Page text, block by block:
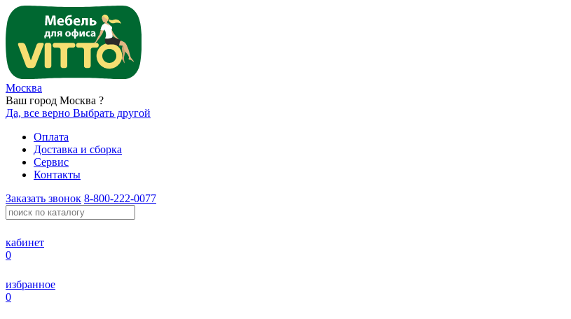
Москва
Ваш город Москва ?
Да, все верно Выбрать другой
Оплата
Доставка и сборка
Сервис
Контакты
Заказать звонок 8-800-222-0077
кабинет
0
избранное
0